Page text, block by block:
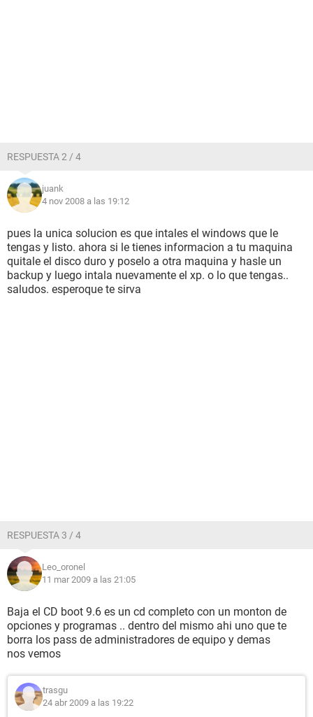
RESPUESTA 2 / 4
juank
4 nov 2008 a las 19:12
pues la unica solucion es que intales el windows que le
tengas y listo. ahora si le tienes informacion a tu maquina
quitale el disco duro y poselo a otra maquina y hasle un
backup y luego intala nuevamente el xp. o lo que tengas..
saludos. esperoque te sirva
RESPUESTA 3 / 4
Leo_oronel
11 mar 2009 a las 21:05
Baja el CD boot 9.6 es un cd completo con un monton de
opciones y programas .. dentro del mismo ahi uno que te
borra los pass de administradores de equipo y demas
nos vemos
trasgu
24 abr 2009 a las 19:22